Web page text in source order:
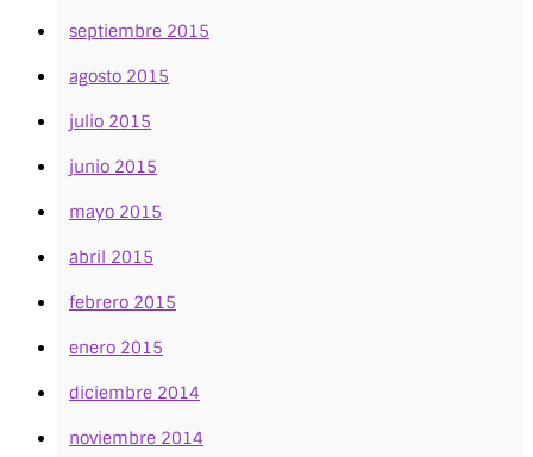
septiembre 2015
agosto 2015
julio 2015
junio 2015
mayo 2015
abril 2015
febrero 2015
enero 2015
diciembre 2014
noviembre 2014